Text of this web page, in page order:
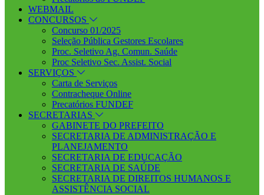
WEBMAIL
CONCURSOS
Concurso 01/2025
Seleção Pública Gestores Escolares
Proc. Seletivo Ag. Comun. Saúde
Proc Seletivo Sec. Assist. Social
SERVIÇOS
Carta de Serviços
Contracheque Online
Precatórios FUNDEF
SECRETARIAS
GABINETE DO PREFEITO
SECRETARIA DE ADMINISTRAÇÃO E
PLANEJAMENTO
SECRETARIA DE EDUCAÇÃO
SECRETARIA DE SAÚDE
SECRETARIA DE DIREITOS HUMANOS E
ASSISTÊNCIA SOCIAL